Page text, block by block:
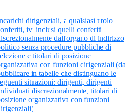
dirigenziali, a qualsiasi titolo
ivi inclusi quelli conferiti
dall'organo di indirizzo
senza procedure pubbliche di
e titolari di posizione
con funzioni dirigenziali (da
in tabelle che distinguano le
situazioni: dirigenti, dirigenti
discrezionalmente, titolari di
organizzativa con funzioni